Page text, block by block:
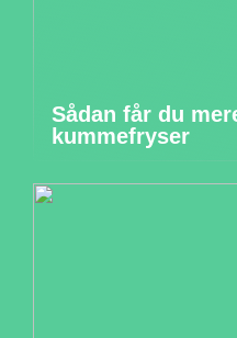
Sådan får du
kummefryser